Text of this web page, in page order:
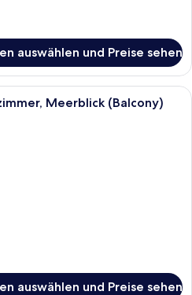
auswählen und Preise sehen
Ein modernes Hotelzimmer mit
Meerblick (Balcony)
auswählen und Preise sehen